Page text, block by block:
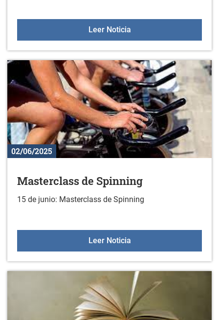
Leer NoticiaPrograma de fiestas de
02/06/2025
Masterclass de Spinning
15 de junio: Masterclass de Spinning
Leer NoticiaMasterclass de Spinning